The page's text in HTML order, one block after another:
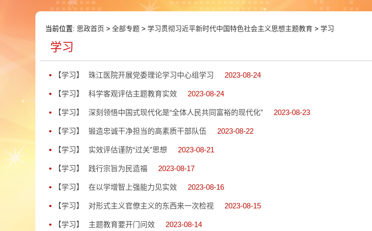
当前位置: 思政首页 > 全部专题 > 学习贯彻习近平新时代中国特色社会主义思想主题教育 > 学习
学习
【学习】 珠江医院开展党委理论学习中心组学习 2023-08-24
【学习】 科学客观评估主题教育实效 2023-08-24
【学习】 深刻领悟中国式现代化是“全体人民共同富裕的现代化” 2023-08-23
【学习】 锻造忠诚干净担当的高素质干部队伍 2023-08-22
【学习】 实效评估谨防“过关”思想 2023-08-21
【学习】 践行宗旨为民造福 2023-08-17
【学习】 在以学增智上强能力见实效 2023-08-16
【学习】 对形式主义官僚主义的东西来一次检视 2023-08-15
【学习】 主题教育要开门问效 2023-08-14